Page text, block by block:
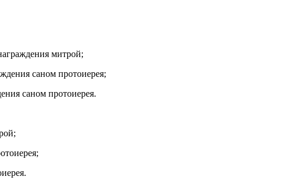
митрой;
саном протоиерея;
саном протоиерея.